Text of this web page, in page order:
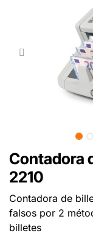
Contadora
2210
Contadora de
falsos por 2
billetes